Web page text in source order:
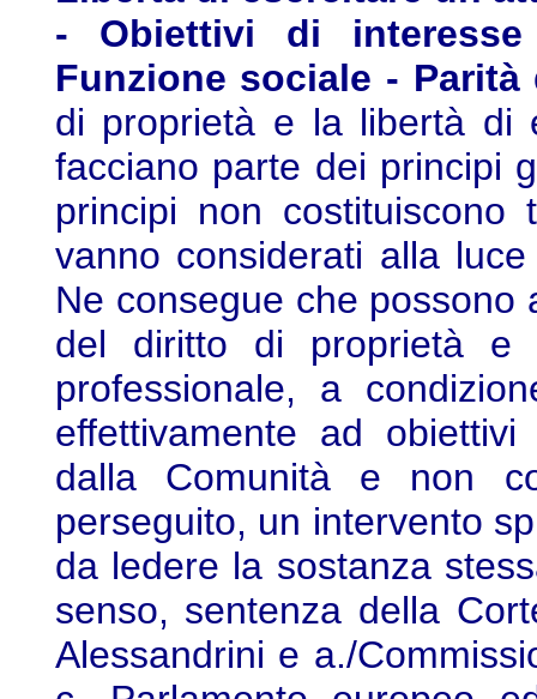
- Obiettivi di
Funzione sociale -
di proprietà e la libertà di
facciano parte dei principi
principi non costituiscono
vanno considerati alla
Ne consegue che possono
del diritto di proprietà e
professionale, a
effettivamente ad
dalla Comunità e non
perseguito, un intervento
da ledere la sostanza
senso, sentenza della
Alessandrini e a./